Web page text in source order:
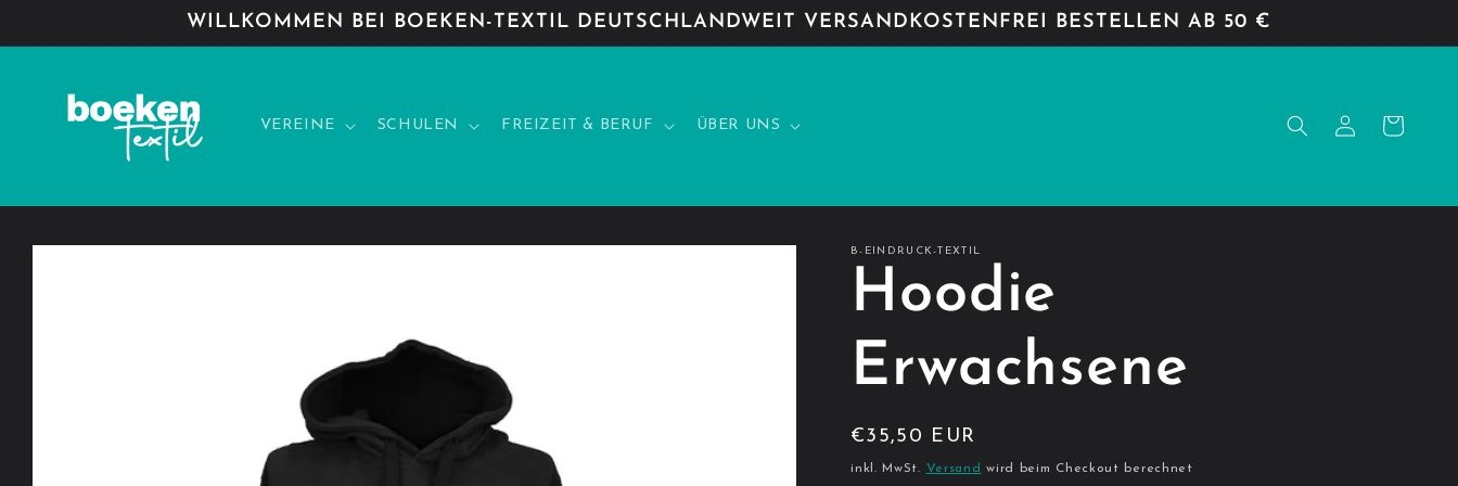
Inhalt
WILLKOMMEN BEI BOEKEN-TEXTIL DEUTSCHLANDWEIT VERSANDKOSTENFREI BESTELLEN AB 50 €
VEREINE SCHULEN FREIZEIT & BERUF ÜBER UNS EinloggenWarenkorb
Zu
B-EINDRUCK-TEXTIL
Hoodie
Erwachsene
Normaler
Preis
€35,50 EUR
inkl. MwSt. Versand wird beim Checkout berechnet